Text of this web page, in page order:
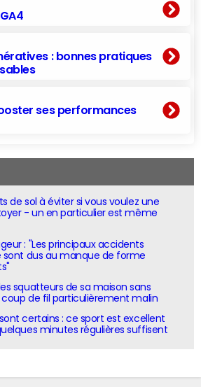
: bonnes pratiques
ses performances
de sol à éviter si vous voulez une
- un en particulier est même
: "Les principaux accidents
sont dus au manque de forme
squatteurs de sa maison sans
de fil particulièrement malin
sont certains : ce sport est excellent
minutes régulières suffisent